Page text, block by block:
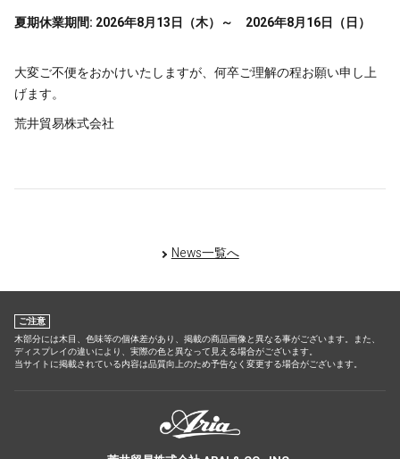
夏期休業期間: 2026年8月13日（木）～ 2026年8月16日（日）
大変ご不便をおかけいたしますが、何卒ご理解の程お願い申し上
げます。
荒井貿易株式会社
News一覧へ
ご注意
木部分には木目、色味等の個体差があり、掲載の商品画像と異なる事がございます。また、
ディスプレイの違いにより、実際の色と異なって見える場合がございます。
当サイトに掲載されている内容は品質向上のため予告なく変更する場合がございます。